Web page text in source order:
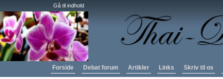
Gå til indhold
Forside Debat forum Artikler Links Skriv til os